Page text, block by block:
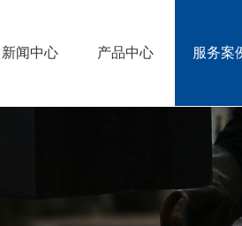
新闻中心 产品中心 服务案